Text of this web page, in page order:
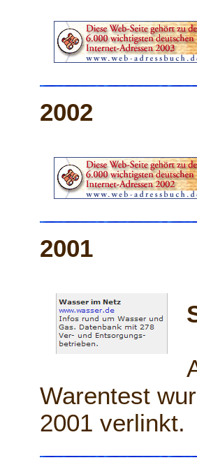
2002
2001
Warentest
2001 verlinkt.